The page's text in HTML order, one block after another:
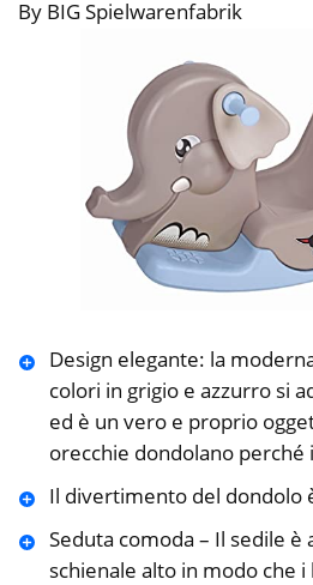
By BIG Spielwarenfabrik
Design elegante: la
colori in grigio e azzurro si
ed è un vero e proprio
orecchie dondolano perché
Il divertimento del dondolo
Seduta comoda – Il sedile è
schienale alto in modo che